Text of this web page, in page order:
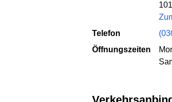
Telefon
Öffnungszeiten